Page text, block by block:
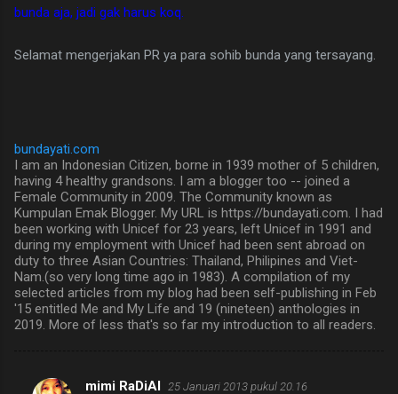
bunda aja, jadi gak harus koq.
Selamat mengerjakan PR ya para sohib bunda yang tersayang.
bundayati.com
I am an Indonesian Citizen, borne in 1939 mother of 5 children,
having 4 healthy grandsons. I am a blogger too -- joined a
Female Community in 2009. The Community known as
Kumpulan Emak Blogger. My URL is https://bundayati.com. I had
been working with Unicef for 23 years, left Unicef in 1991 and
during my employment with Unicef had been sent abroad on
duty to three Asian Countries: Thailand, Philipines and Viet-
Nam.(so very long time ago in 1983). A compilation of my
selected articles from my blog had been self-publishing in Feb
'15 entitled Me and My Life and 19 (nineteen) anthologies in
2019. More of less that's so far my introduction to all readers.
mimi RaDiAl 25 Januari 2013 pukul 20.16